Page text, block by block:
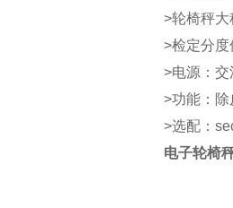
>轮椅秤
>检定分
>电源：
>功能：
>选配：
电子轮椅